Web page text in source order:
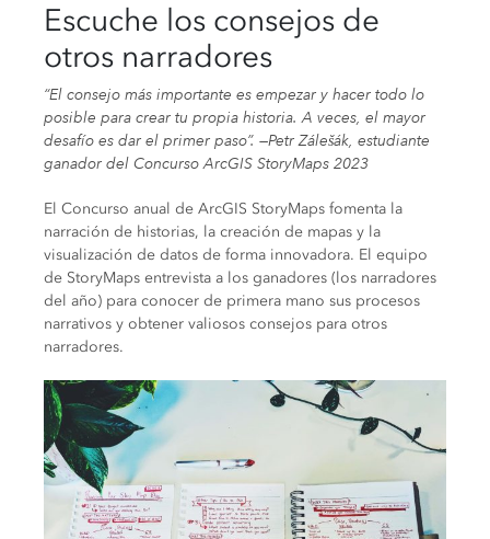
Escuche los consejos de
otros narradores
“El consejo más importante es empezar y hacer todo lo
posible para crear tu propia historia. A veces, el mayor
desafío es dar el primer paso”. —Petr Zálešák, estudiante
ganador del Concurso ArcGIS StoryMaps 2023
El Concurso anual de ArcGIS StoryMaps fomenta la
narración de historias, la creación de mapas y la
visualización de datos de forma innovadora. El equipo
de StoryMaps entrevista a los ganadores (los narradores
del año) para conocer de primera mano sus procesos
narrativos y obtener valiosos consejos para otros
narradores.